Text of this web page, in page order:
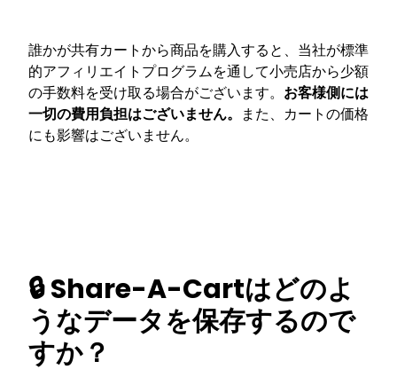
誰かが共有カートから商品を購入すると、当社が標準
的アフィリエイトプログラムを通して小売店から少額
の手数料を受け取る場合がございます。 お客様側には
一切の費用負担はございません。 また、カートの価格
にも影響はございません。
🔒 Share-A-Cartはどのよ
うなデータを保存するので
すか？